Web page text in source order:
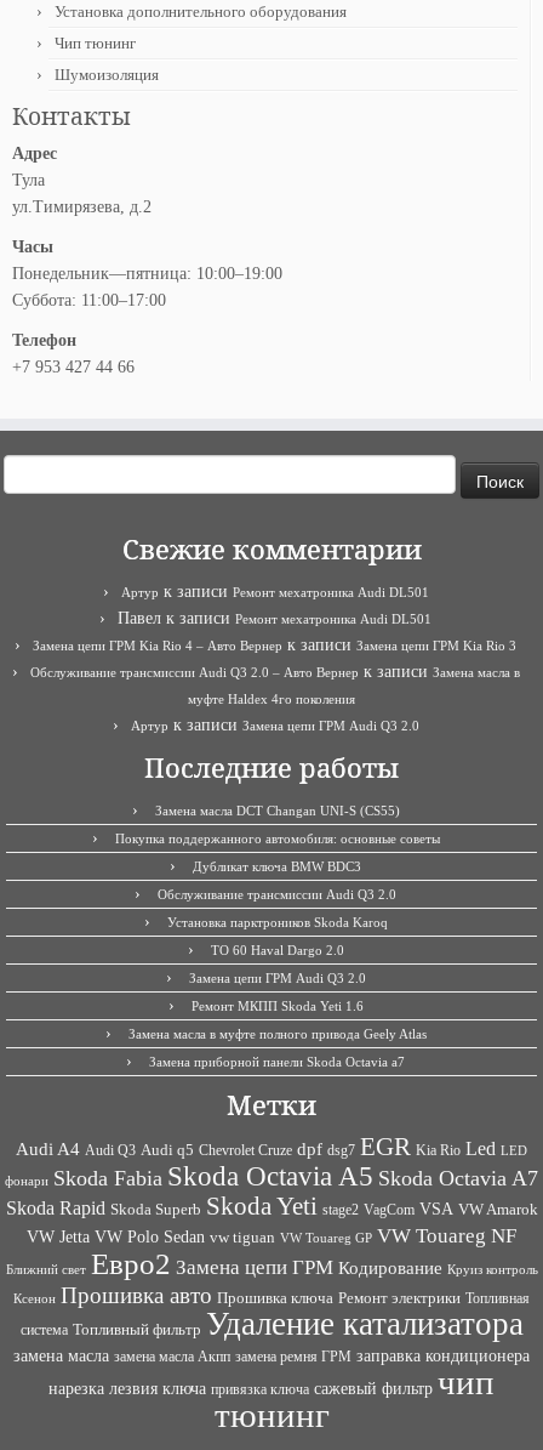
Установка дополнительного оборудования
Чип тюнинг
Шумоизоляция
Контакты
Адрес
Тула
ул.Тимирязева, д.2
Часы
Понедельник—пятница: 10:00–19:00
Суббота: 11:00–17:00
Телефон
+7 953 427 44 66
Свежие комментарии
Артур к записи Ремонт мехатроника Audi DL501
Павел к записи Ремонт мехатроника Audi DL501
Замена цепи ГРМ Kia Rio 4 – Авто Вернер к записи Замена цепи ГРМ Kia Rio 3
Обслуживание трансмиссии Audi Q3 2.0 – Авто Вернер к записи Замена масла в
муфте Haldex 4го поколения
Артур к записи Замена цепи ГРМ Audi Q3 2.0
Последние работы
Замена масла DCT Changan UNI-S (CS55)
Покупка поддержанного автомобиля: основные советы
Дубликат ключа BMW BDC3
Обслуживание трансмиссии Audi Q3 2.0
Установка парктроников Skoda Karoq
ТО 60 Haval Dargo 2.0
Замена цепи ГРМ Audi Q3 2.0
Ремонт МКПП Skoda Yeti 1.6
Замена масла в муфте полного привода Geely Atlas
Замена приборной панели Skoda Octavia a7
Метки
Audi A4 Audi Q3 Audi q5 Chevrolet Cruze dpf dsg7 EGR Kia Rio Led LED
фонари Skoda Fabia Skoda Octavia A5 Skoda Octavia A7
Skoda Rapid Skoda Superb Skoda Yeti stage2 VagCom VSA VW Amarok
VW Jetta VW Polo Sedan vw tiguan VW Touareg GP VW Touareg NF
Ближний свет Евро2 Замена цепи ГРМ Кодирование Круиз контроль
Ксенон Прошивка авто Прошивка ключа Ремонт электрики Топливная
система Топливный фильтр Удаление катализатора
замена масла замена масла Акпп замена ремня ГРМ заправка кондиционера
нарезка лезвия ключа привязка ключа сажевый фильтр чип
тюнинг